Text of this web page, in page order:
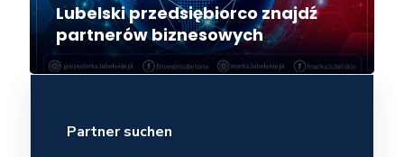
Lubelski przedsiębiorco znajdź
partnerów biznesowych
Partner suchen